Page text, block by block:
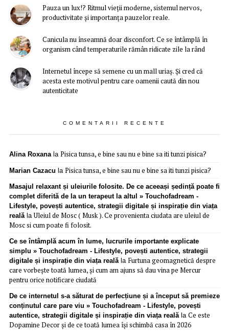
Pauza un lux!? Ritmul vieții moderne, sistemul nervos,
productivitate și importanța pauzelor reale.
Canicula nu înseamnă doar disconfort. Ce se întâmplă în
organism când temperaturile rămân ridicate zile la rând
Internetul începe să semene cu un mall uriaș. Și cred că
acesta este motivul pentru care oamenii caută din nou
autenticitate
COMENTARII RECENTE
Alina Roxanala Pisica tunsa, e bine sau nu e bine sa iti tunzi pisica?
Marian Cazacu la Pisica tunsa, e bine sau nu e bine sa iti tunzi pisica?
Masajul relaxant și uleiurile folosite. De ce aceeași ședință poate fi
complet diferită de la un terapeut la altul » Touchofadream -
Lifestyle, povești autentice, strategii digitale și inspirație din viața
realălaUleiul de Mosc ( Musk ). Ce provenienta ciudata are uleiul de
Mosc si cum poate fi folosit.
Ce se întâmplă acum în lume, lucrurile importante explicate
simplu » Touchofadream - Lifestyle, povești autentice, strategii
digitale și inspirație din viața realăla Furtuna geomagnetică despre
care vorbește toată lumea, și cum am ajuns să dau vina pe Mercur
pentru orice notificare ciudată
De ce internetul s-a săturat de perfecțiune și a început să premieze
conținutul care pare viu » Touchofadream - Lifestyle, povești
autentice, strategii digitale și inspirație din viața realăla Ce este
Dopamine Decor și de ce toată lumea își schimbă casa în 2026